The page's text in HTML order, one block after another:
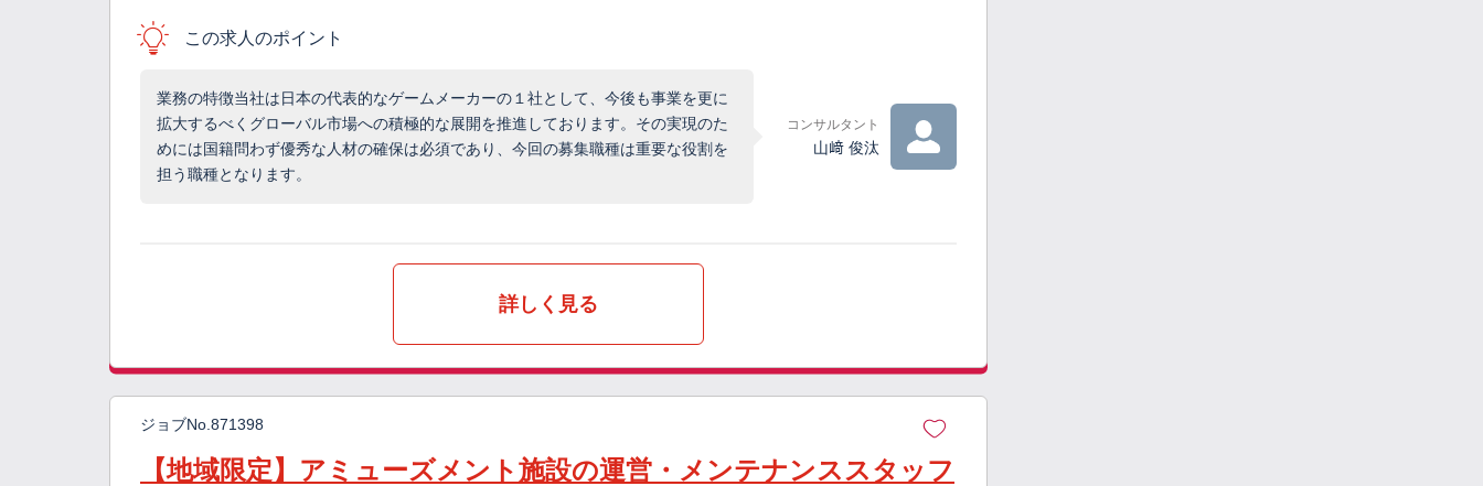
この求人のポイント
業務の特徴当社は日本の代表的なゲームメーカーの１社として、今後も事業を更に
拡大するべくグローバル市場への積極的な展開を推進しております。その実現のた
めには国籍問わず優秀な人材の確保は必須であり、今回の募集職種は重要な役割を
担う職種となります。
コンサルタント
山﨑 俊汰
詳しく見る
ジョブNo.871398
【地域限定】アミューズメント施設の運営・メンテナンススタッフ